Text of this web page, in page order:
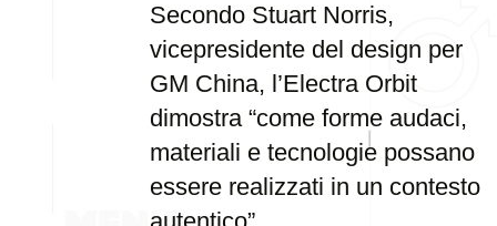
Secondo Stuart Norris,
vicepresidente del design per
GM China, l’Electra Orbit
dimostra “come forme audaci,
materiali e tecnologie possano
essere realizzati in un contesto